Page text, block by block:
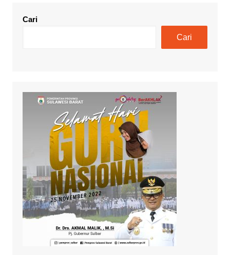
Cari
Cari